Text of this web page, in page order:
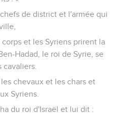
de district et l'armée qui
et les Syriens prirent la
Hadad, le roi de Syrie, se
cavaliers.
chevaux et les chars et
Syriens.
du roi d'Israël et lui dit :